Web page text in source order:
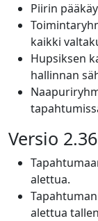
Piirin
kaikki
Hupsiksen
hallinnan
Versio
alettua.
alettua